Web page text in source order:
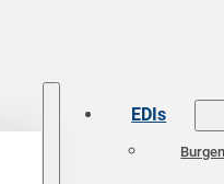
EDIs